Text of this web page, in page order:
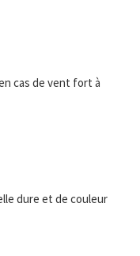
cas de vent fort à
dure et de couleur